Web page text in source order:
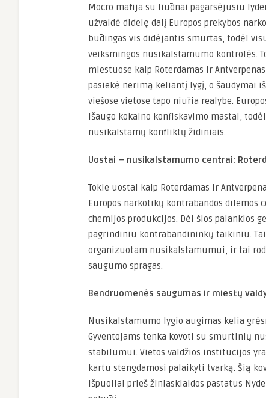
Mocro mafija su liūdnai pagarsėjusiu
užvaldė didelę dalį Europos prekybos
būdingas vis didėjantis smurtas, todėl
veiksmingos nusikalstamumo kontrolės.
miestuose kaip Roterdamas ir
pasiekė nerimą keliantį lygį, o šaudymai
viešose vietose tapo niūria realybe.
išaugo kokaino konfiskavimo mastai,
nusikalstamų konfliktų židiniais.
Uostai – nusikalstamumo centrai:
Tokie uostai kaip Roterdamas ir
Europos narkotikų kontrabandos dilemos
chemijos produkcijos. Dėl šios palankios
pagrindiniu kontrabandininkų taikiniu.
organizuotam nusikalstamumui, ir tai
saugumo spragas.
Bendruomenės saugumas ir miestų
Nusikalstamumo lygio augimas kelia
Gyventojams tenka kovoti su smurtinių
stabilumui. Vietos valdžios institucijos
kartu stengdamosi palaikyti tvarką. Šią
išpuoliai prieš žiniasklaidos pastatus